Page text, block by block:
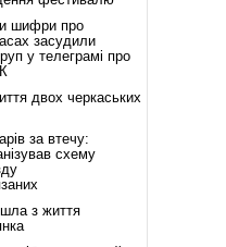
шифри про
засудили
у телеграмі про
двох черкаських
за втечу:
схему
з життя